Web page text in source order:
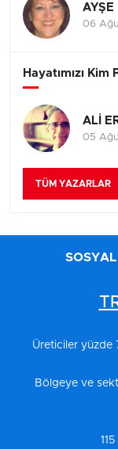
AYŞE
06
Hayatımızı Kim
ALİ
05
TÜM YAZARLAR
Üreticiler yüzde
Bölgeye ve